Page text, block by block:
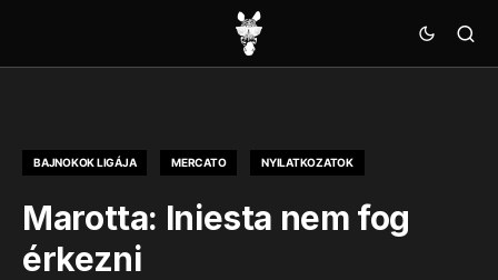
BAJNOKOK LIGÁJA MERCATO NYILATKOZATOK
Marotta: Iniesta nem fog
érkezni